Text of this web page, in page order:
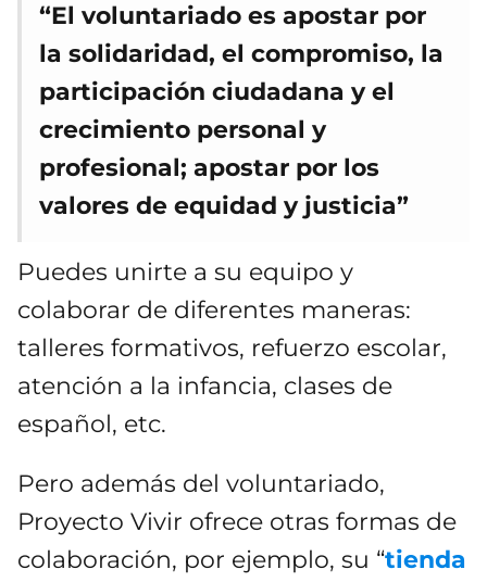
“El voluntariado es apostar por
la solidaridad, el compromiso, la
participación ciudadana y el
crecimiento personal y
profesional; apostar por los
valores de equidad y justicia”
Puedes unirte a su equipo y
colaborar de diferentes maneras:
talleres formativos, refuerzo escolar,
atención a la infancia, clases de
español, etc.
Pero además del voluntariado,
Proyecto Vivir ofrece otras formas de
colaboración, por ejemplo, su “tienda